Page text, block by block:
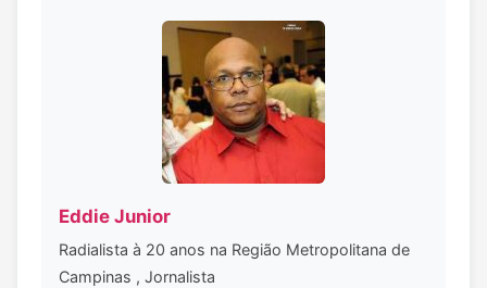
Eddie Junior
Radialista à 20 anos na Região Metropolitana de
Campinas , Jornalista